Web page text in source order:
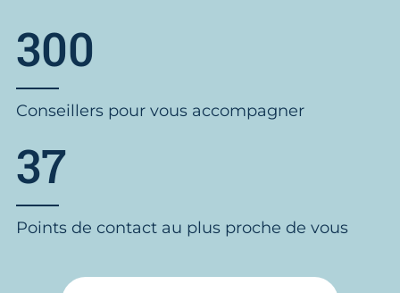
300
Conseillers pour vous accompagner
37
Points de contact au plus proche de vous